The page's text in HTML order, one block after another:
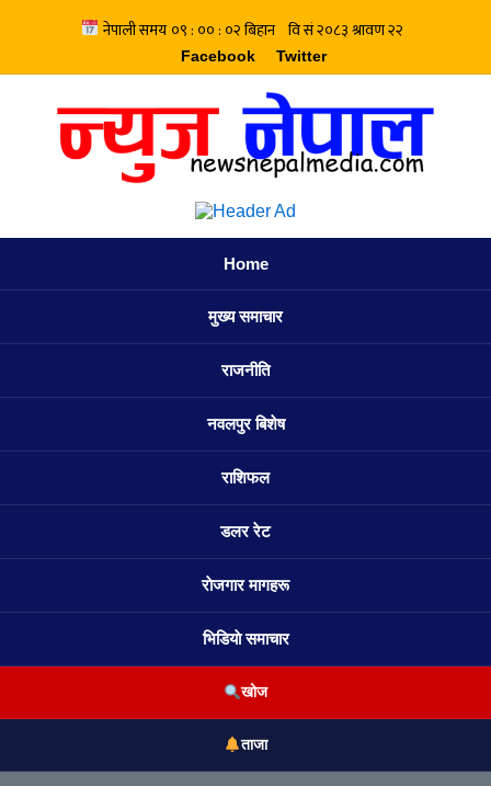
Facebook Twitter
Home
मुख्य समाचार
राजनीति
नवलपुर बिशेष
राशिफल
डलर रेट
राेजगार मागहरू
भिडियाे समाचार
खोज
ताजा